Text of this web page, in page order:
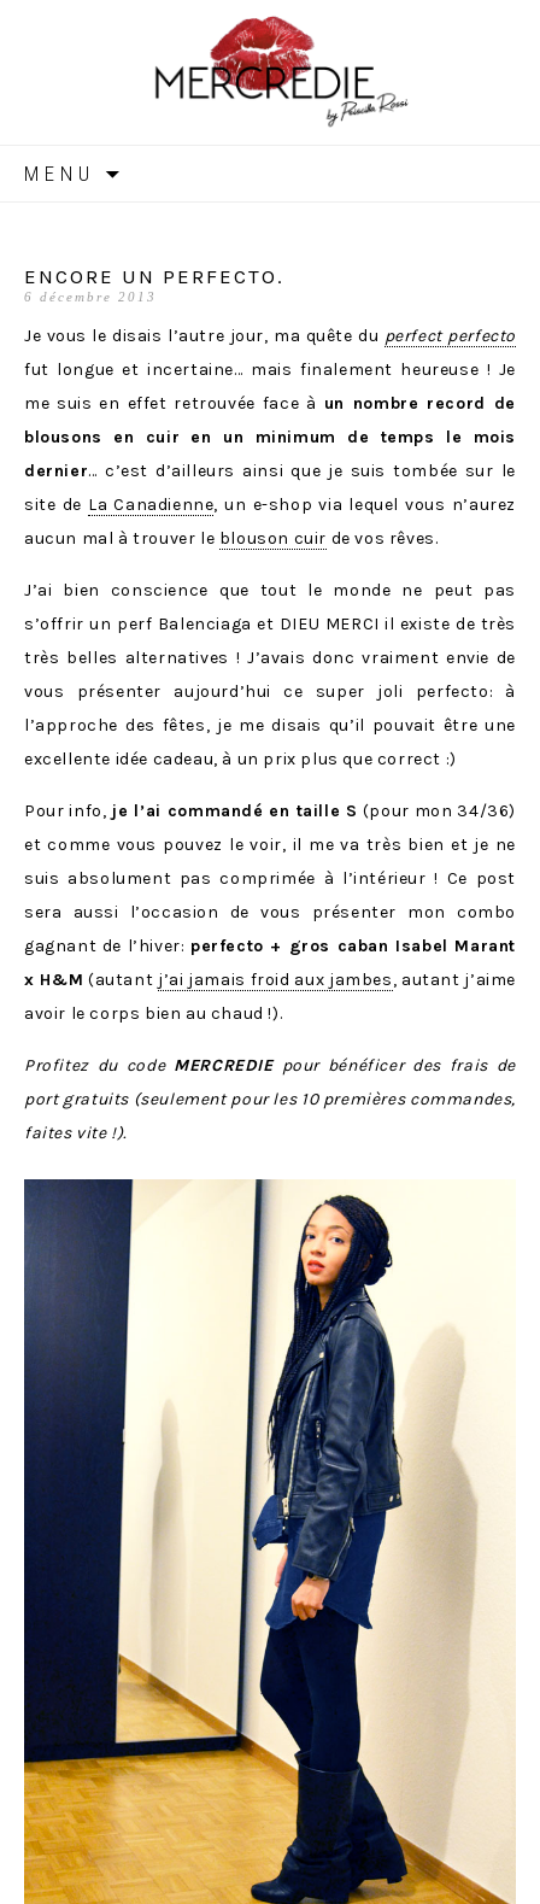
MERCREDIE
MENU
ENCORE UN PERFECTO.
6 décembre 2013
Je vous le disais l’autre jour, ma quête du perfect perfecto
fut longue et incertaine… mais finalement heureuse ! Je
me suis en effet retrouvée face à un nombre record de
blousons en cuir en un minimum de temps le mois
dernier… c’est d’ailleurs ainsi que je suis tombée sur le
site de La Canadienne, un e-shop via lequel vous n’aurez
aucun mal à trouver le blouson cuir de vos rêves.
J’ai bien conscience que tout le monde ne peut pas
s’offrir un perf Balenciaga et DIEU MERCI il existe de très
très belles alternatives ! J’avais donc vraiment envie de
vous présenter aujourd’hui ce super joli perfecto: à
l’approche des fêtes, je me disais qu’il pouvait être une
excellente idée cadeau, à un prix plus que correct :)
Pour info, je l’ai commandé en taille S (pour mon 34/36)
et comme vous pouvez le voir, il me va très bien et je ne
suis absolument pas comprimée à l’intérieur ! Ce post
sera aussi l’occasion de vous présenter mon combo
gagnant de l’hiver: perfecto + gros caban Isabel Marant
x H&M (autant j’ai jamais froid aux jambes, autant j’aime
avoir le corps bien au chaud !).
Profitez du code MERCREDIEpour bénéficer des frais de
port gratuits (seulement pour les 10 premières commandes,
faites vite !).